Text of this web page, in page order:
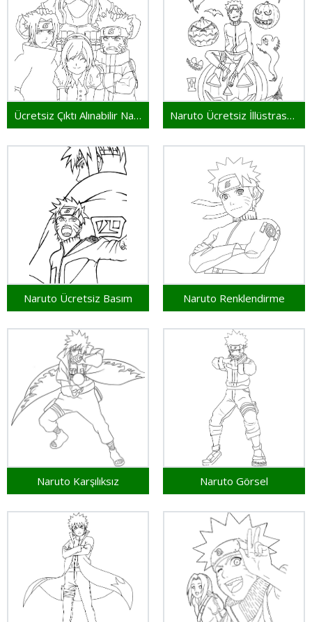
Ücretsiz Çıktı Alınabilir Naruto Naruto Ücretsiz İllüstrasyon
Naruto Ücretsiz Basım Naruto Renklendirme
Naruto Karşılıksız Naruto Görsel